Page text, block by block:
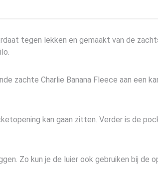
tegen lekken en gemaakt van de
zachte Charlie Banana Fleece aan een
kan gaan zitten. Verder is de
Zo kun je de luier ook gebruiken bij de